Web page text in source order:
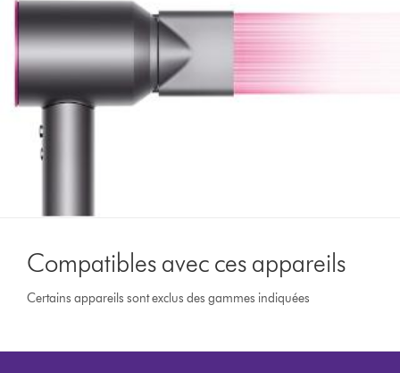
Compatibles avec ces appareils
Certains appareils sont exclus des gammes indiquées